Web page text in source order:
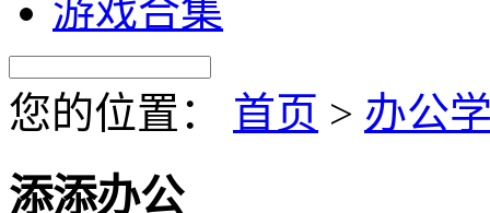
游戏合集
您的位置： 首页 > 办公
添添办公